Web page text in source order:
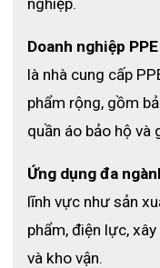
Doanh nghiệp
là nhà cung cấp
phẩm rộng, gồm
quần áo bảo hộ và
Ứng dụng đa
lĩnh vực như sản
phẩm, điện lực,
và kho vận.